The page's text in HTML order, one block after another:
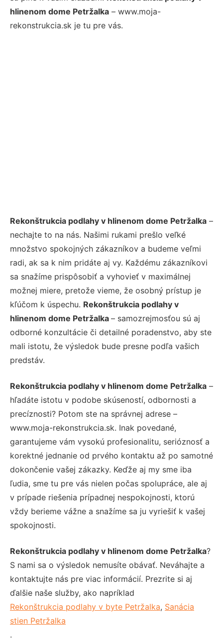
hlinenom dome Petržalka – www.moja-
rekonstrukcia.sk je tu pre vás.
Rekonštrukcia podlahy v hlinenom dome Petržalka –
nechajte to na nás. Našimi rukami prešlo veľké
množstvo spokojných zákazníkov a budeme veľmi
radi, ak sa k nim pridáte aj vy. Každému zákazníkovi
sa snažíme prispôsobiť a vyhovieť v maximálnej
možnej miere, pretože vieme, že osobný prístup je
kľúčom k úspechu. Rekonštrukcia podlahy v
hlinenom dome Petržalka – samozrejmosťou sú aj
odborné konzultácie či detailné poradenstvo, aby ste
mali istotu, že výsledok bude presne podľa vašich
predstáv.
Rekonštrukcia podlahy v hlinenom dome Petržalka –
hľadáte istotu v podobe skúseností, odbornosti a
precíznosti? Potom ste na správnej adrese –
www.moja-rekonstrukcia.sk. Inak povedané,
garantujeme vám vysokú profesionalitu, serióznosť a
korektné jednanie od prvého kontaktu až po samotné
dokončenie vašej zákazky. Keďže aj my sme iba
ľudia, sme tu pre vás nielen počas spolupráce, ale aj
v prípade riešenia prípadnej nespokojnosti, ktorú
vždy berieme vážne a snažíme sa ju vyriešiť k vašej
spokojnosti.
Rekonštrukcia podlahy v hlinenom dome Petržalka?
S nami sa o výsledok nemusíte obávať. Neváhajte a
kontaktujte nás pre viac informácií. Prezrite si aj
ďalšie naše služby, ako napríklad
Rekonštrukcia podlahy v byte Petržalka, Sanácia
stien Petržalka
.